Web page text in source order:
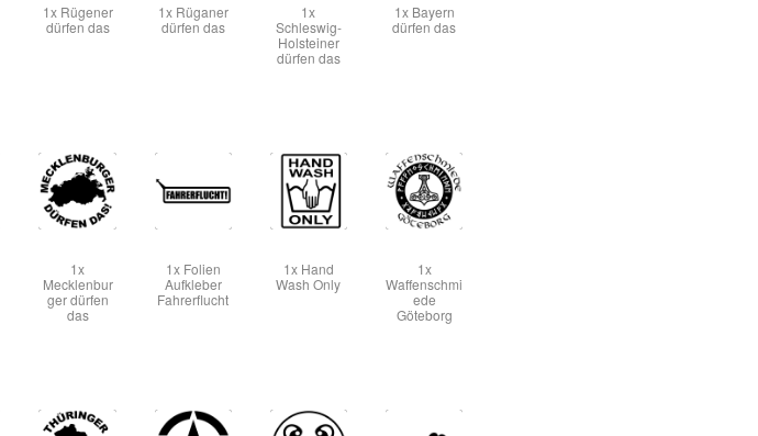
1x Rügener
dürfen das
1x Rüganer
dürfen das
1x
Schleswig-
Holsteiner
dürfen das
1x Bayern
dürfen das
1x
Mecklenbur
ger dürfen
das
1x Folien
Aufkleber
Fahrerflucht
1x Hand
Wash Only
1x
Waffenschmi
ede
Göteborg